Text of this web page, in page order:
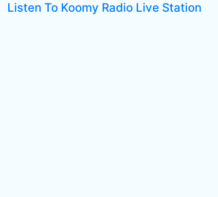
Listen To Koomy Radio Live Station